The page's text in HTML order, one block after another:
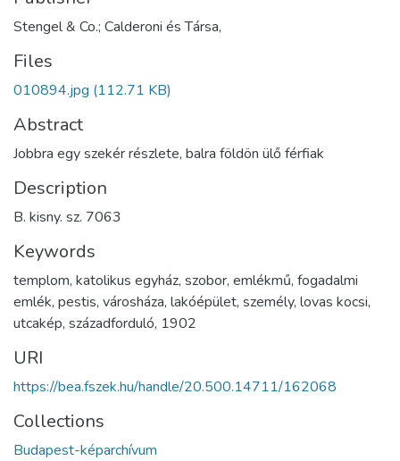
Stengel & Co.; Calderoni és Társa,
Files
010894.jpg (112.71 KB)
Abstract
Jobbra egy szekér részlete, balra földön ülő férfiak
Description
B. kisny. sz. 7063
Keywords
templom, katolikus egyház, szobor, emlékmű, fogadalmi
emlék, pestis, városháza, lakóépület, személy, lovas kocsi,
utcakép, századforduló, 1902
URI
https://bea.fszek.hu/handle/20.500.14711/162068
Collections
Budapest-képarchívum